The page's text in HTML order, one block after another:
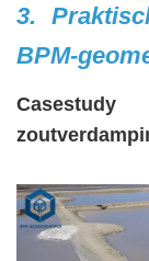
3.
BPM-